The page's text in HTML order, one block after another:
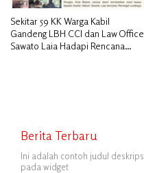
Sekitar 59 KK Warga Kabil
Gandeng LBH CCI dan Law Office
Sawato Laia Hadapi Rencana
Berita Terbaru
Ini adalah contoh judul
pada widget